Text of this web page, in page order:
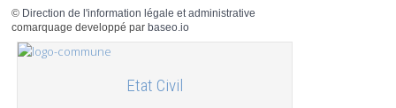
© Direction de l'information légale et administrative
comarquage developpé par baseo.io
Etat Civil